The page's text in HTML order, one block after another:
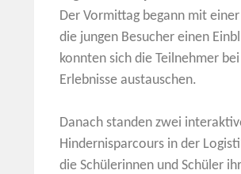
Der Vormittag begann mit
die jungen Besucher einen
konnten sich die Teilnehmer
Erlebnisse austauschen.
Danach standen zwei
Hindernisparcours in der
die Schülerinnen und Schüler